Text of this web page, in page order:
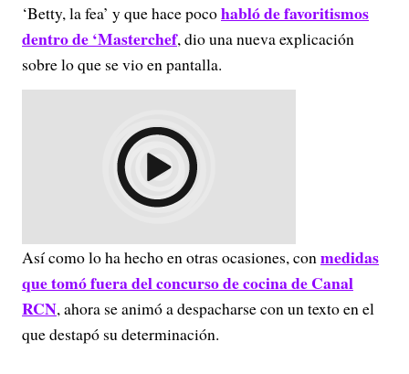
‘Betty, la fea’ y que hace pocohabló de favoritismos
dentro de ‘Masterchef, dio una nueva explicación
sobre lo que se vio en pantalla.
Así como lo ha hecho en otras ocasiones, conmedidas
que tomó fuera del concurso de cocina de Canal
RCN, ahora se animó a despacharse con un texto en el
que destapó su determinación.